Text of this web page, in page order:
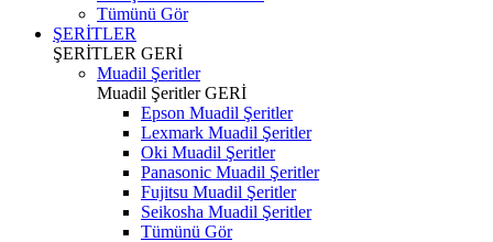
Tümünü Gör
ŞERİTLER
ŞERİTLER GERİ
Muadil Şeritler
Muadil ŞeritlerGERİ
Epson Muadil Şeritler
Lexmark Muadil Şeritler
Oki Muadil Şeritler
Panasonic Muadil Şeritler
Fujitsu Muadil Şeritler
Seikosha Muadil Şeritler
Tümünü Gör